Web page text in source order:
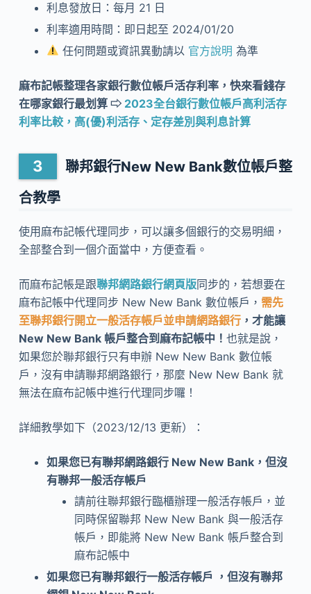
利息發放日：每月 21 日
利率適用時間：即日起至 2024/01/20
任何問題或資訊異動請以 官方說明 為準
麻布記帳整理各家銀行數位帳戶活存利率，快來看錢存
在哪家銀行最划算 ⇨ 2023全台銀行數位帳戶高利活存
利率比較，高(優)利活存、定存差別與利息計算
聯邦銀行New New Bank數位帳戶整
合教學
使用麻布記帳代理同步，可以讓多個銀行的交易明細，
全部整合到一個介面當中，方便查看。
而麻布記帳是跟聯邦網路銀行網頁版同步的，若想要在
麻布記帳中代理同步 New New Bank 數位帳戶， 需先
至聯邦銀行開立一般活存帳戶並申請網路銀行，才能讓
New New Bank 帳戶整合到麻布記帳中！ 也就是說，
如果您於聯邦銀行只有申辦 New New Bank 數位帳
戶，沒有申請聯邦網路銀行，那麼 New New Bank 就
無法在麻布記帳中進行代理同步囉！
詳細教學如下（2023/12/13 更新）：
如果您已有聯邦網路銀行 New New Bank，但沒
有聯邦一般活存帳戶
請前往聯邦銀行臨櫃辦理一般活存帳戶，並
同時保留聯邦 New New Bank 與一般活存
帳戶，即能將 New New Bank 帳戶整合到
麻布記帳中
如果您已有聯邦銀行一般活存帳戶 ，但沒有聯邦